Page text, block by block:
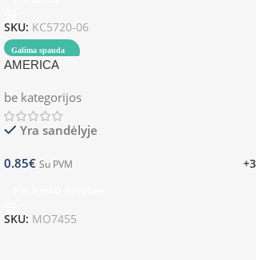
SKU: KC5720-06
Galima spauda
AMERICA
be kategorijos
Yra sandėlyje
0.85€ Su PVM +3
SKU: MO7455